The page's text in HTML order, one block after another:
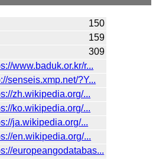
150
159
309
www.baduk.or.kr/r...
senseis.xmp.net/?Y...
zh.wikipedia.org/...
ko.wikipedia.org/...
ja.wikipedia.org/...
en.wikipedia.org/...
europeangodatabas...